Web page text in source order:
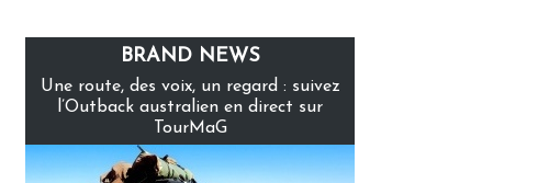
BRAND NEWS
Une route, des voix, un regard : suivez
l’Outback australien en direct sur
TourMaG